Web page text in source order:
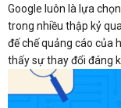
Google luôn là lựa
trong nhiều thập kỷ
đế chế quảng cáo của
thấy sự thay đổi đáng